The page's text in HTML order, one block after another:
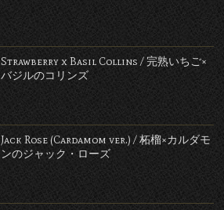
Strawberry x Basil Collins / 完熟いちご×
バジルのコリンズ
Jack Rose (Cardamom ver.) / 柘榴×カルダモ
ンのジャック・ローズ